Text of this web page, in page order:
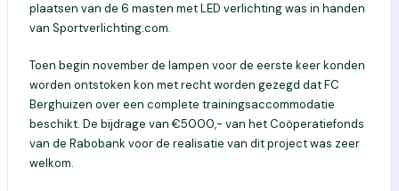
plaatsen van de 6 masten met LED verlichting was in handen
van Sportverlichting.com.
Toen begin november de lampen voor de eerste keer konden
worden ontstoken kon met recht worden gezegd dat FC
Berghuizen over een complete trainingsaccommodatie
beschikt. De bijdrage van €5000,- van het Coöperatiefonds
van de Rabobank voor de realisatie van dit project was zeer
welkom.